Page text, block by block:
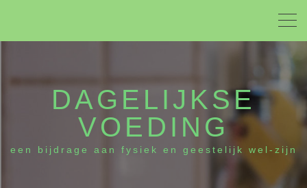
DAGELIJKSE
VOEDING
een bijdrage aan fysiek en geestelijk wel-zijn